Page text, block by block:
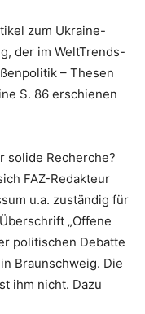
zum Ukraine-
der im WeltTrends-
– Thesen
S. 86 erschienen
solide Recherche?
FAZ-Redakteur
u.a. zuständig für
„Offene
politischen Debatte
Braunschweig. Die
ihm nicht. Dazu